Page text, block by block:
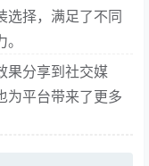
选择，满足了不同
果分享到社交媒
为平台带来了更多